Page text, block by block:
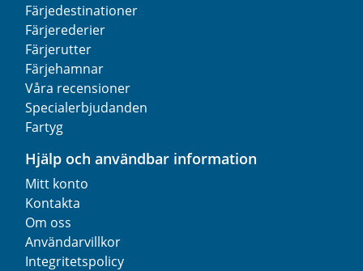
Färjedestinationer
Färjerederier
Färjerutter
Färjehamnar
Våra recensioner
Specialerbjudanden
Fartyg
Hjälp och användbar information
Mitt konto
Kontakta
Om oss
Användarvillkor
Integritetspolicy